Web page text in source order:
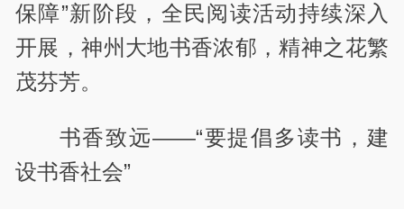
保障”新阶段，全民阅读活动持续深入
开展，神州大地书香浓郁，精神之花繁
茂芬芳。
书香致远——“要提倡多读书，建
设书香社会”